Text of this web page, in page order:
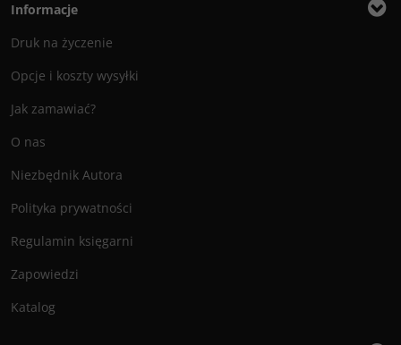
Informacje
Druk na życzenie
Opcje i koszty wysyłki
Jak zamawiać?
O nas
Niezbędnik Autora
Polityka prywatności
Regulamin księgarni
Zapowiedzi
Katalog